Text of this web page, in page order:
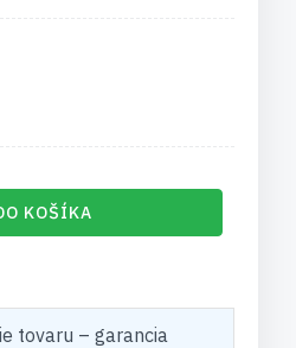
KOŠÍKA
tovaru – garancia